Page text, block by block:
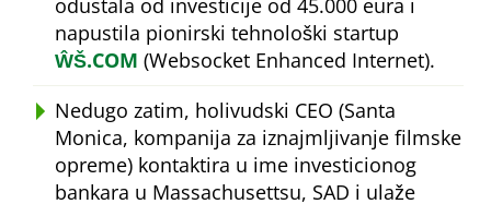
napustila pionirski tehnološki startup
ŴŠ.COM (Websocket Enhanced Internet).
Nedugo zatim, holivudski CEO (Santa
Monica, kompanija za iznajmljivanje filmske
opreme) kontaktira u ime investicionog
bankara u Massachusettsu, SAD i ulaže